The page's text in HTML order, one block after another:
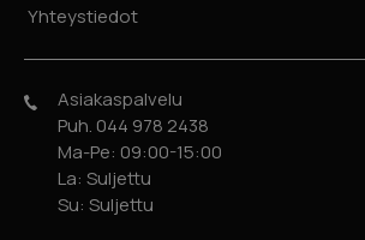
Yhteystiedot
Asiakaspalvelu
Puh. 044 978 2438
Ma-Pe: 09:00-15:00
La: Suljettu
Su: Suljettu